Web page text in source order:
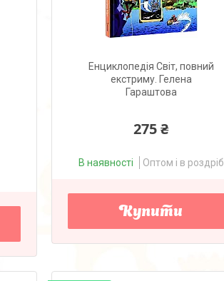
Енциклопедія Світ, повний
екстриму. Гелена
Гараштова
275 ₴
В наявності Оптом і в роздріб
Купити